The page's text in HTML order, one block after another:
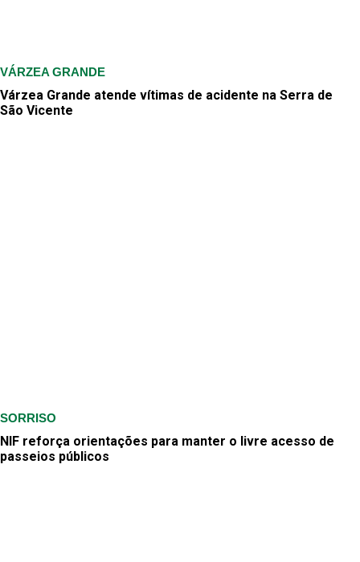
VÁRZEA GRANDE
Várzea Grande atende vítimas de acidente na Serra de
São Vicente
SORRISO
NIF reforça orientações para manter o livre acesso de
passeios públicos